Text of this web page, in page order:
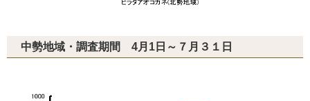
中勢地域・調査期間 4月1日～７月３１日